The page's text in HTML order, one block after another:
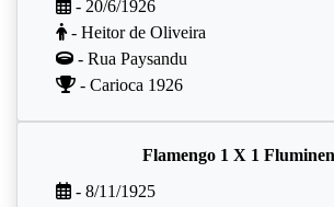
- 20/6/1926
- Heitor de Oliveira
- Rua Paysandu
- Carioca 1926
Flamengo 1 X 1
- 8/11/1925